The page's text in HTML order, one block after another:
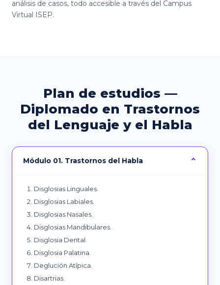
análisis de casos, todo accesible a través del Campus
Virtual ISEP.
Plan de estudios —
Diplomado en Trastornos
del Lenguaje y el Habla
Módulo 01. Trastornos del Habla
Disglosias Linguales.
Disglosias Labiales.
Disglosias Nasales.
Disglosias Mandibulares.
Disglosia Dental.
Disglosia Palatina.
Deglución Atípica.
Disartrias.